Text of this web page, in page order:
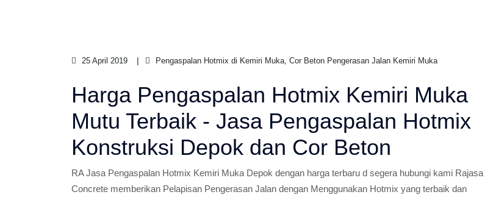
25 April 2019 Pengaspalan Hotmix di Kemiri Muka, Cor Beton Pengerasan Jalan Kemiri Muka
Harga Pengaspalan Hotmix Kemiri Muka
Mutu Terbaik - Jasa Pengaspalan Hotmix
Konstruksi Depok dan Cor Beton
RA Jasa Pengaspalan Hotmix Kemiri Muka Depok dengan harga terbaru d segera hubungi kami Rajasa
Concrete memberikan Pelapisan Pengerasan Jalan dengan Menggunakan Hotmix yang terbaik dan